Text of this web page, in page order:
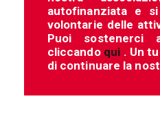
autofinanziata e
volontarie delle
Puoi sostenerci
cliccando qui . Un
di continuare la